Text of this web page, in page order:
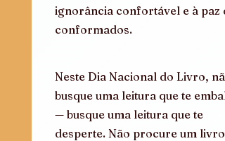
ignorância confortável e à paz
conformados.
Neste Dia Nacional do Livro,
busque uma leitura que te
— busque uma leitura que te
desperte. Não procure um livro